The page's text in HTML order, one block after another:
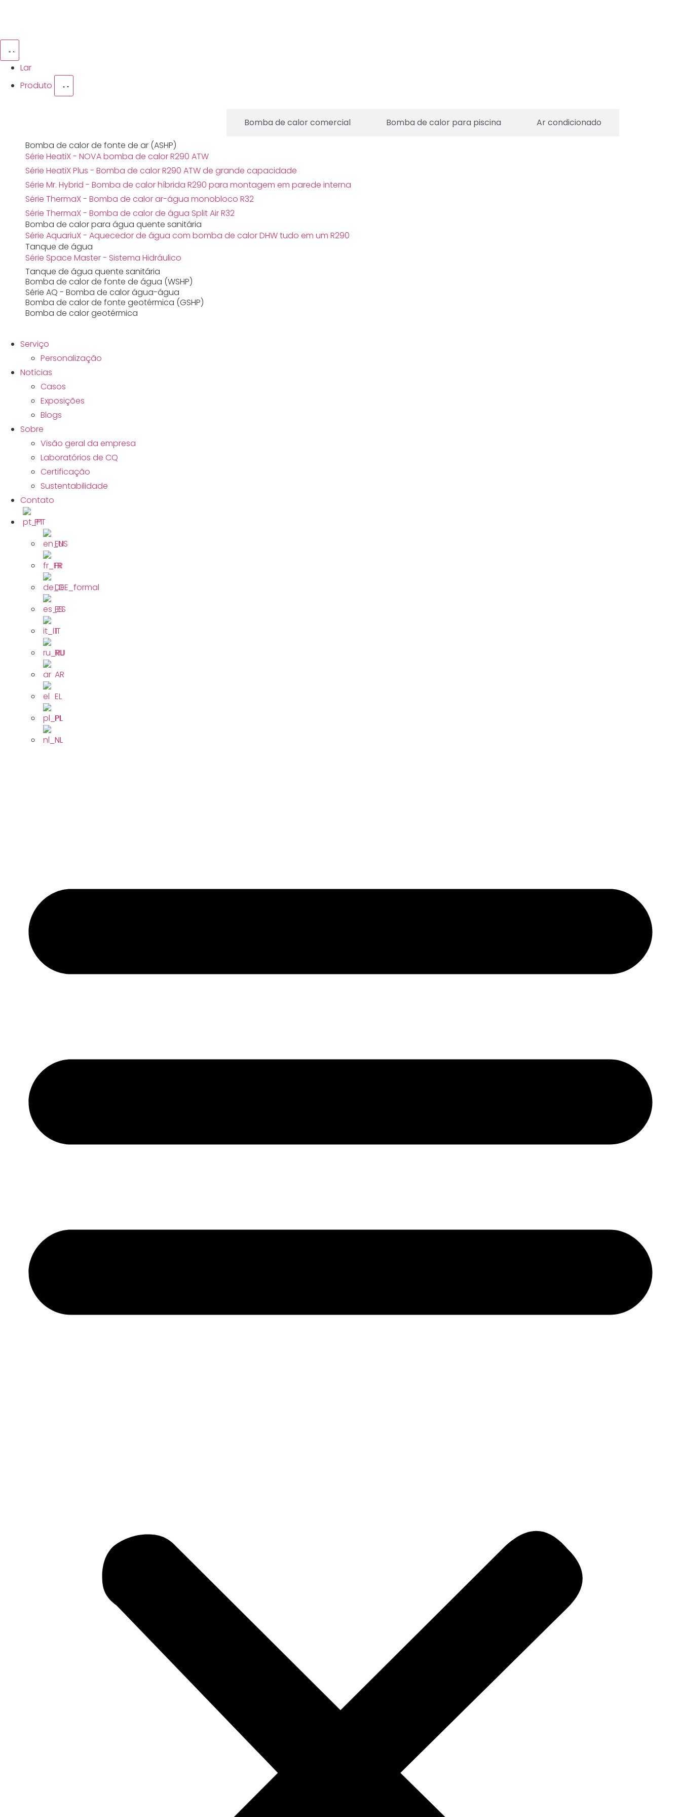
Lar
Produto
Bomba de calor comercial Bomba de calor para piscina
Ar condicionado
Bomba de calor de fonte de ar (ASHP)
Série HeatiX - NOVA bomba de calor R290 ATW
Série HeatiX Plus - Bomba de calor R290 ATW de grande capacidade
Série Mr. Hybrid - Bomba de calor híbrida R290 para montagem em parede interna
Série ThermaX - Bomba de calor ar-água monobloco R32
Série ThermaX - Bomba de calor de água Split Air R32
Bomba de calor para água quente sanitária
Série AquariuX - Aquecedor de água com bomba de calor DHW tudo em um R290
Tanque de água
Série Space Master - Sistema Hidráulico
Tanque de água quente sanitária
Bomba de calor de fonte de água (WSHP)
Série AQ - Bomba de calor água-água
Bomba de calor de fonte geotérmica (GSHP)
Bomba de calor geotérmica
Serviço
Personalização
Notícias
Casos
Exposições
Blogs
Sobre
Visão geral da empresa
Laboratórios de CQ
Certificação
Sustentabilidade
Contato
PT
EN
FR
DE
ES
IT
RU
AR
EL
PL
NL